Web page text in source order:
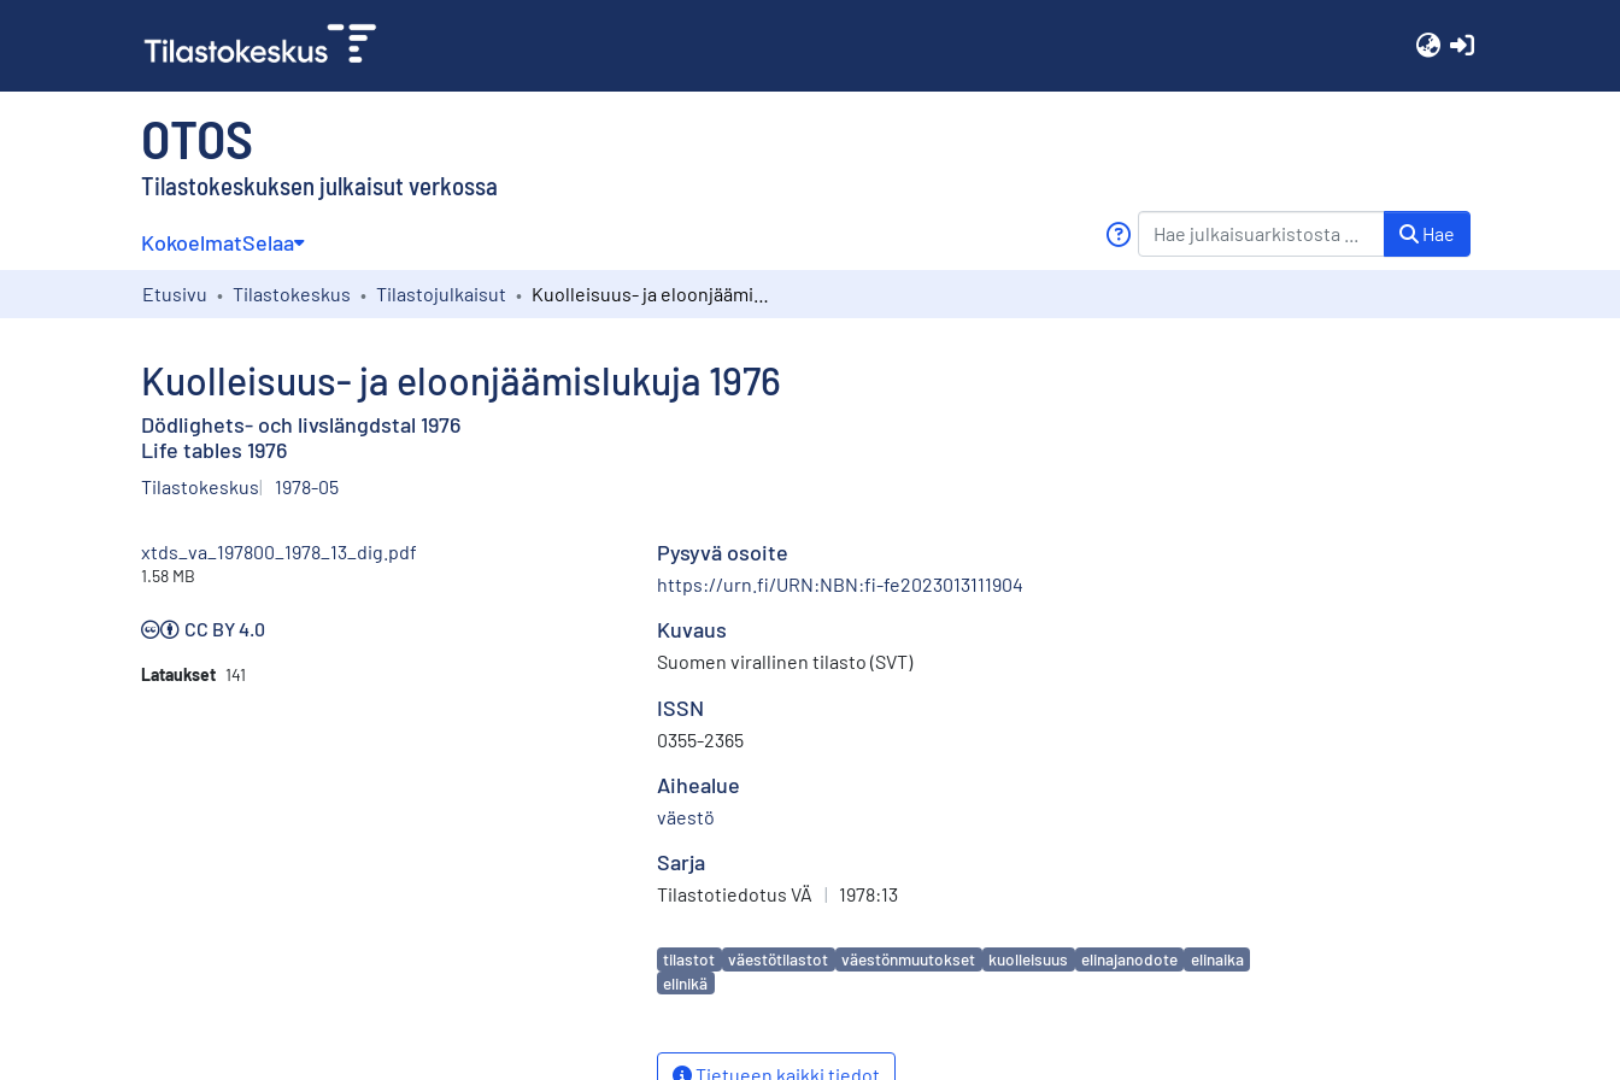
OTOS
Tilastokeskuksen julkaisut verkossa
KokoelmatSelaa Hae
Etusivu Tilastokeskus Tilastojulkaisut
Kuolleisuus- ja eloonjäämislukuja 1976
Dödlighets- och livslängdstal 1976
Life tables 1976
Tilastokeskus 1978-05
xtds_va_197800_1978_13_dig.pdf
1.58 MB
CC BY 4.0
Lataukset 141
Pysyvä osoite
https://urn.fi/URN:NBN:fi-fe2023013111904
Kuvaus
Suomen virallinen tilasto (SVT)
ISSN
0355-2365
Aihealue
väestö
Sarja
Tilastotiedotus VÄ | 1978:13
Avainsanat
tilastot väestötilastot väestönmuutokset kuolleisuus elinajanodote
elinaika
elinikä
Tietueen kaikki tiedot